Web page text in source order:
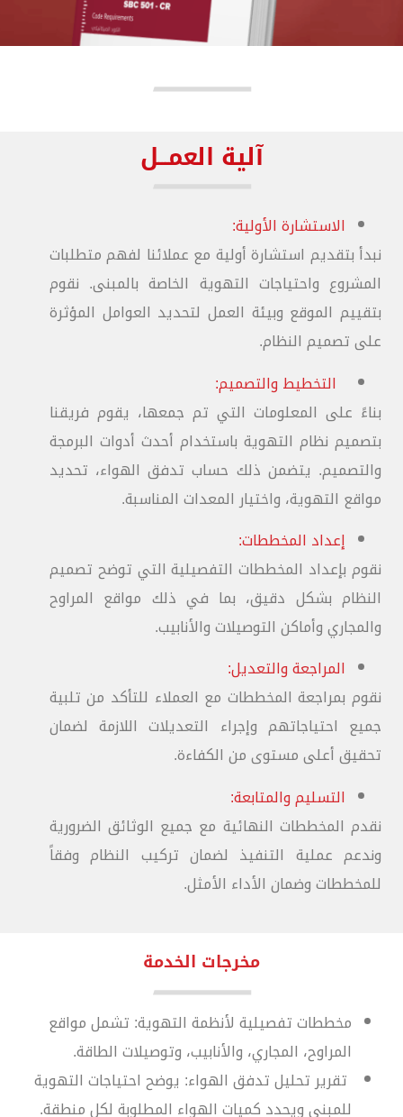
آلية العمـــل
الاستشارة الأولية:
نبدأ بتقديم استشارة أولية مع عملائنا لفهم متطلبات
المشروع واحتياجات التهوية الخاصة بالمبنى. نقوم
بتقييم الموقع وبيئة العمل لتحديد العوامل المؤثرة
على تصميم النظام.
التخطيط والتصميم:
بناءً على المعلومات التي تم جمعها، يقوم فريقنا
بتصميم نظام التهوية باستخدام أحدث أدوات البرمجة
والتصميم. يتضمن ذلك حساب تدفق الهواء، تحديد
مواقع التهوية، واختيار المعدات المناسبة.
إعداد المخططات:
نقوم بإعداد المخططات التفصيلية التي توضح تصميم
النظام بشكل دقيق، بما في ذلك مواقع المراوح
والمجاري وأماكن التوصيلات والأنابيب.
المراجعة والتعديل:
نقوم بمراجعة المخططات مع العملاء للتأكد من تلبية
جميع احتياجاتهم وإجراء التعديلات اللازمة لضمان
تحقيق أعلى مستوى من الكفاءة.
التسليم والمتابعة:
نقدم المخططات النهائية مع جميع الوثائق الضرورية
وندعم عملية التنفيذ لضمان تركيب النظام وفقاً
للمخططات وضمان الأداء الأمثل.
مخرجات الخدمة
مخططات تفصيلية لأنظمة التهوية: تشمل مواقع
المراوح، المجاري، والأنابيب، وتوصيلات الطاقة.
تقرير تحليل تدفق الهواء: يوضح احتياجات التهوية
للمبنى ويحدد كميات الهواء المطلوبة لكل منطقة.